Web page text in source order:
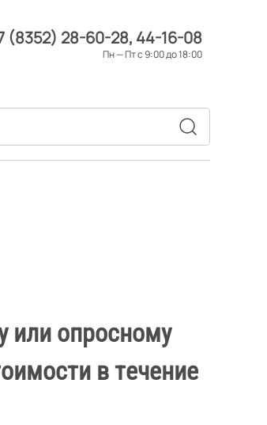
(8352) 28-60-28 44-16-08
Пн — Пт с 9:00 до 18:00
или опросному
в течение